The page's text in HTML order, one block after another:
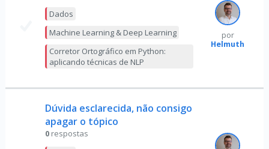
Dados
Machine Learning & Deep Learning
Corretor Ortográfico em Python:
aplicando técnicas de NLP
por
Helmuth
Dúvida esclarecida, não consigo
apagar o tópico
0 respostas